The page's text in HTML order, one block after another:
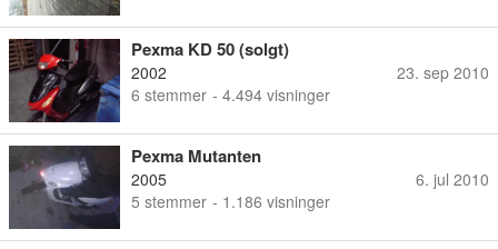
Pexma KD 50 (solgt)
2002
6 stemmer - 4.494 visninger
23. sep 2010
Pexma Mutanten
2005
5 stemmer - 1.186 visninger
6. jul 2010